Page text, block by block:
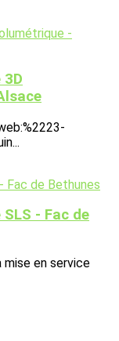
- Fac de
mise en service